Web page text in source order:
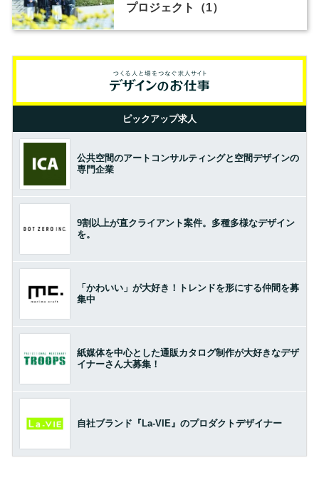
プロジェクト（1）
ピックアップ求人
公共空間のアートコンサルティングと空間デザインの
専門企業
9割以上が直クライアント案件。多種多様なデザイン
を。
「かわいい」が大好き！トレンドを形にする仲間を募
集中
紙媒体を中心とした通販カタログ制作が大好きなデザ
イナーさん大募集！
自社ブランド『La-VIE』のプロダクトデザイナー